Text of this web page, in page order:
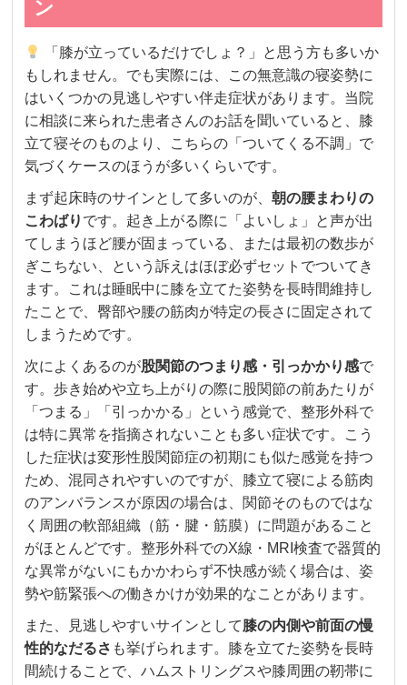
ン
「膝が立っているだけでしょ？」と思う方も多いか
もしれません。でも実際には、この無意識の寝姿勢に
はいくつかの見逃しやすい伴走症状があります。当院
に相談に来られた患者さんのお話を聞いていると、膝
立て寝そのものより、こちらの「ついてくる不調」で
気づくケースのほうが多いくらいです。
まず起床時のサインとして多いのが、朝の腰まわりの
こわばり です。起き上がる際に「よいしょ」と声が出
てしまうほど腰が固まっている、または最初の数歩が
ぎこちない、という訴えはほぼ必ずセットでついてき
ます。これは睡眠中に膝を立てた姿勢を長時間維持し
たことで、臀部や腰の筋肉が特定の長さに固定されて
しまうためです。
次によくあるのが股関節のつまり感・引っかかり感で
す。歩き始めや立ち上がりの際に股関節の前あたりが
「つまる」「引っかかる」という感覚で、整形外科で
は特に異常を指摘されないことも多い症状です。こう
した症状は変形性股関節症の初期にも似た感覚を持つ
ため、混同されやすいのですが、膝立て寝による筋肉
のアンバランスが原因の場合は、関節そのものではな
く周囲の軟部組織（筋・腱・筋膜）に問題があること
がほとんどです。整形外科でのX線・MRI検査で器質的
な異常がないにもかかわらず不快感が続く場合は、姿
勢や筋緊張への働きかけが効果的なことがあります。
また、見逃しやすいサインとして膝の内側や前面の慢
性的なだるさ も挙げられます。膝を立てた姿勢を長時
間続けることで、ハムストリングスや膝周囲の靭帯に